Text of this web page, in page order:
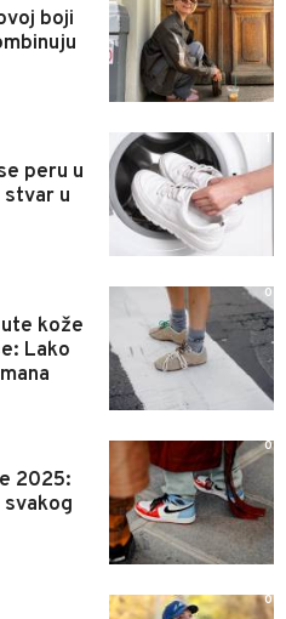
boji
peru u
stvar u
kože
Lako
0
2025:
0
0